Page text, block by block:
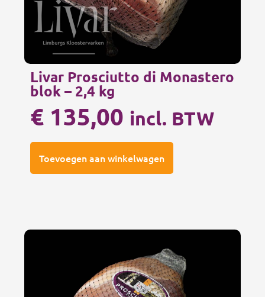
Livar Prosciutto di Monastero
blok – 2,4 kg
€ 135,00 incl. BTW
Toevoegen aan winkelwagen